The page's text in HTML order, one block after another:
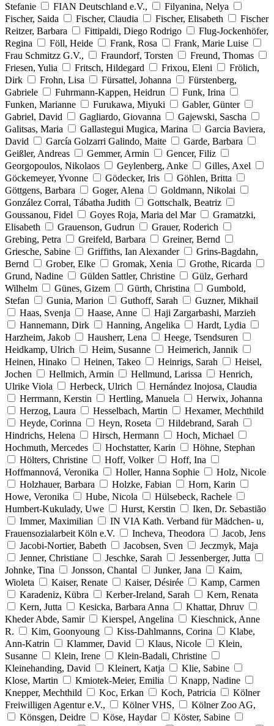
Stefanie
FIAN Deutschland e.V.,
Filyanina, Nelya
Fischer, Saida
Fischer, Claudia Fischer, Elisabeth
Fischer
Reitzer, Barbara
Fittipaldi, Diego Rodrigo
Flug-Jockenhöfer,
Regina
Föll, Heide Frank, Rosa
Frank, Marie Luise
Frau Schmitzz G.V.,
Fraundorf, Torsten
Freund, Thomas
Friesen, Yulia
Fritsch, Hildegard Frixou, Eleni
Frölich,
Dirk
Frohn, Lisa Fürsattel, Johanna
Fürstenberg,
Gabriele
Fuhrmann-Kappen, Heidrun
Funk, Irina
Funken, Marianne
Furukawa, Miyuki
Gabler, Günter
Gabriel, David
Gagliardo, Giovanna
Gajewski, Sascha
Galitsas, Maria
Gallastegui Mugica, Marina
Garcia Baviera,
David
García Golzarri Galindo, Maite
Garde, Barbara
Geißler, Andreas
Gemmer, Armin
Gencer, Filiz
Georgopoulos, Nikolaos
Geylenberg, Anke
Gilles, Axel
Göckemeyer, Yvonne
Gödecker, Iris
Göhlen, Britta
Göttgens, Barbara
Goger, Alena
Goldmann, Nikolai
González Corral, Tábatha Judith
Gottschalk, Beatriz
Goussanou, Fidel
Goyes Roja, Maria del Mar
Gramatzki,
Elisabeth
Grauenson, Gudrun
Grauer, Roderich
Grebing, Petra
Greifeld, Barbara
Greiner, Bernd
Griesche, Sabine
Griffiths, Ian Alexander
Grins-Bagdahn,
Bernd
Grober, Elke Gromak, Xenia
Grothe, Ricarda
Grund, Nadine
Gülden Sattler, Christine
Gülz, Gerhard
Wilhelm
Günes, Gizem Gürth, Christina
Gumbold,
Stefan
Gunia, Marion Guthoff, Sarah
Guzner, Mikhail
Haas, Svenja
Haase, Anne
Haji Zargarbashi, Marzieh
Hannemann, Dirk
Hanning, Angelika
Hardt, Lydia
Harzheim, Jakob
Hausherr, Lena
Heege, Tsendsuren
Heidkamp, Ulrich
Heim, Susanne
Heimerich, Jannik
Heinen, Hinako
Heinen, Takeo Heinrigs, Sarah
Heisel,
Jochen
Hellmich, Armin Hellmund, Larissa
Henrich,
Ulrike Viola
Herbeck, Ulrich
Hernández Inojosa, Claudia
Herrmann, Kerstin
Hertling, Manuela
Herwix, Johanna
Herzog, Laura
Hesselbach, Martin
Hexamer, Mechthild
Heyde, Corinna
Heyn, Roseta
Hildebrand, Sarah
Hindrichs, Helena
Hirsch, Hermann
Hoch, Michael
Hochmuth, Mercedes
Hochstatter, Karin
Höhne, Stephan
Hölters, Christine
Hoff, Volker
Hoff, Ina
Hoffmannová, Veronika
Holler, Hanna Sophie
Holz, Nicole
Holzhauer, Barbara
Holzke, Fabian
Horn, Karin
Howe, Veronika
Hube, Nicola
Hülsebeck, Rachele
Humbert-Kukulady, Uwe
Hurst, Kerstin
Iken, Dr. Sebastião
Immer, Maximilian
IN VIA Kath. Verband für Mädchen- u,
Frauensozialarbeit Köln e.V.
Incheva, Theodora
Jacob, Jens
Jacobi-Nortier, Babeth
Jacobsen, Sven
Jeczmyk, Maja
Jenner, Christiane
Jeschke, Sarah
Jessenberger, Jutta
Johnke, Tina
Jonsson, Chantal Junker, Jana
Kaim,
Wioleta
Kaiser, Renate Kaiser, Désirée
Kamp, Carmen
Karadeniz, Kübra
Kerber-Ireland, Sarah
Kern, Renata
Kern, Jutta
Kesicka, Barbara Anna
Khattar, Dhruv
Kheder Abde, Samir
Kierspel, Angelina
Kieschnick, Anne
R.
Kim, Goonyoung Kiss-Dahlmanns, Corina
Klabe,
Ann-Katrin
Klammer, David Klaus, Nicole
Klein,
Susanne
Klein, Irene
Klein-Badali, Christine
Kleinehanding, David
Kleinert, Katja
Klie, Sabine
Klose, Martin
Kmiotek-Meier, Emilia
Knapp, Nadine
Knepper, Mechthild
Koc, Erkan Koch, Patricia
Kölner
Freiwilligen Agentur e.V.,
Kölner VHS,
Kölner Zoo AG,
Könsgen, Deidre
Köse, Haydar
Köster, Sabine